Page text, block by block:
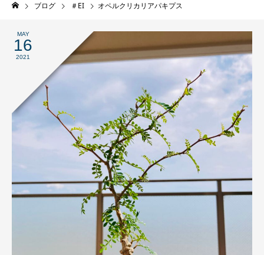
ブログ ＃EI オペルクリカリアパキプス
MAY
16
2021